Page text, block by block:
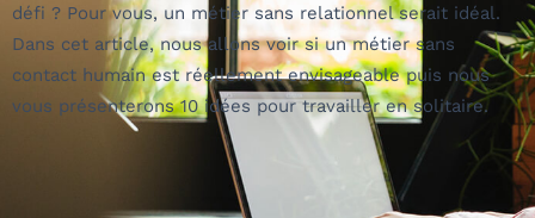
défi ? Pour vous, un métier sans relationnelserait idéal.
Dans cet article, nous allons voir si unmétier sans
contact humainest réellement envisageable puis nous
vous présenterons 10 idées pourtravailler en solitaire.